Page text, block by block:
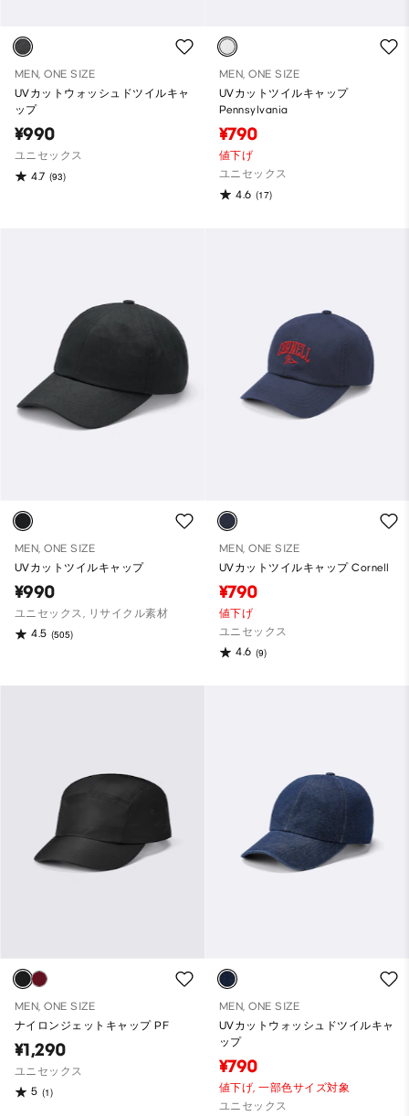
MEN, ONE SIZE
UVカットウォッシュドツイルキャ
ップ
¥990
ユニセックス
4.7 (93)
MEN, ONE SIZE
UVカットツイルキャップ
Pennsylvania
¥790
値下げ
ユニセックス
4.6 (17)
MEN, ONE SIZE
UVカットツイルキャップ
¥990
ユニセックス, リサイクル素材
4.5 (505)
MEN, ONE SIZE
UVカットツイルキャップ Cornell
¥790
値下げ
ユニセックス
4.6 (9)
MEN, ONE SIZE
ナイロンジェットキャップ PF
¥1,290
ユニセックス
5 (1)
MEN, ONE SIZE
UVカットウォッシュドツイルキャ
ップ
¥790
値下げ,一部色サイズ対象
ユニセックス